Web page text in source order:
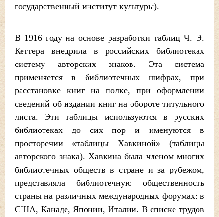
государственный институт культуры).
В 1916 году на основе разработки таблиц Ч. Э.
Кеттера внедрила в российских библиотеках
систему авторских знаков. Эта система
применяется в библиотечных шифрах, при
расстановке книг на полке, при оформлении
сведений об издании книг на обороте титульного
листа. Эти таблицы используются в русских
библиотеках до сих пор и именуются в
просторечии «таблицы Хавкиной» (таблицы
авторского знака). Хавкина была членом многих
библиотечных обществ в стране и за рубежом,
представляла библиотечную общественность
страны на различных международных форумах: в
США, Канаде, Японии, Италии. В списке трудов